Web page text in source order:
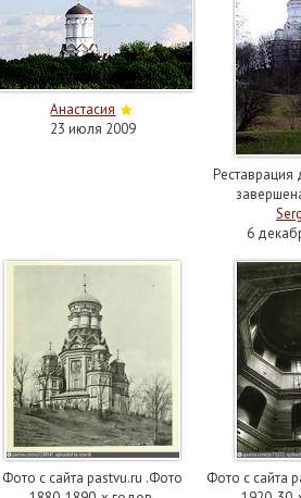
Анастасия
23 июля 2009
6
Фото с сайта pastvu.ru .Фото
Фото с сайта